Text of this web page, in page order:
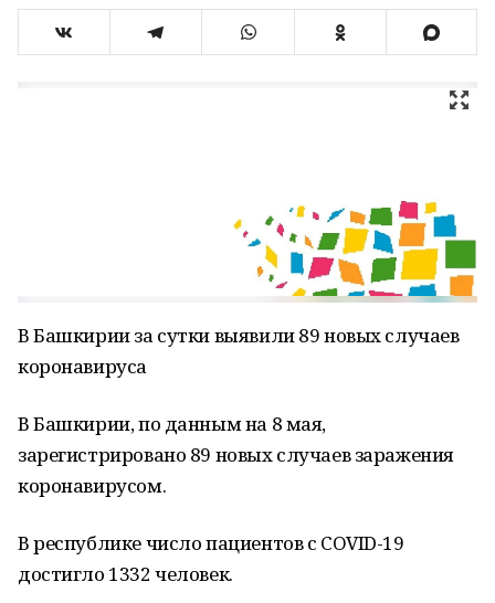
В Башкирии за сутки выявили 89 новых случаев
коронавируса
В Башкирии, по данным на 8 мая,
зарегистрировано 89 новых случаев заражения
коронавирусом.
В республике число пациентов с COVID-19
достигло 1332 человек.